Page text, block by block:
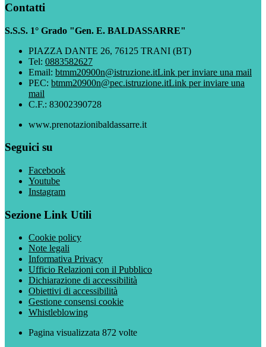
Contatti
S.S.S. 1° Grado "Gen. E. BALDASSARRE"
PIAZZA DANTE 26, 76125 TRANI (BT)
Tel: 0883582627
Email: btmm20900n@istruzione.itLink per inviare una mail
PEC: btmm20900n@pec.istruzione.itLink per inviare una
mail
C.F.: 83002390728
www.prenotazionibaldassarre.it
Seguici su
Facebook
Youtube
Instagram
Sezione Link Utili
Cookie policy
Note legali
Informativa Privacy
Ufficio Relazioni con il Pubblico
Dichiarazione di accessibilità
Obiettivi di accessibilità
Gestione consensi cookie
Whistleblowing
Pagina visualizzata 872 volte